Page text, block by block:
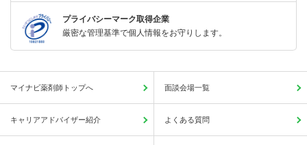
プライバシーマーク取得企業
厳密な管理基準で個人情報をお守りします。
マイナビ薬剤師トップへ 面談会場一覧
キャリアアドバイザー紹介 よくある質問